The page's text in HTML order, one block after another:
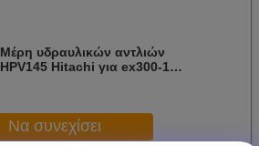
Μέρη υδραυλικών αντλιών
HPV145 Hitachi για ex300-1
Να συνεχίσει